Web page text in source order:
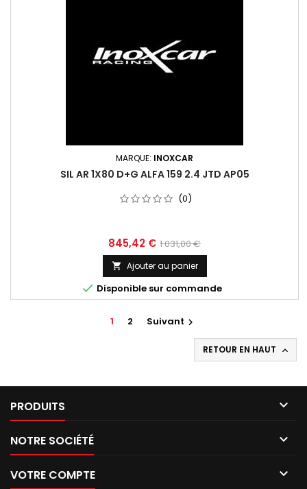
MARQUE: INOXCAR
SIL AR 1X80 D+G ALFA 159 2.4 JTD AP05
(0)
Prix
845,42 € Prix
de
base
1 031,00 €
 Ajouter au panier
 Disponible sur commande
1 2 Suivant 
RETOUR EN HAUT 
PRODUITS 
NOTRE SOCIÉTÉ 
VOTRE COMPTE 